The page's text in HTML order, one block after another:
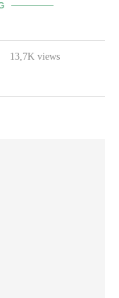
13,7K views